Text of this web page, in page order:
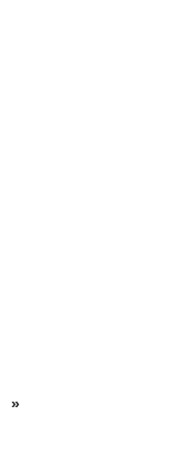
»